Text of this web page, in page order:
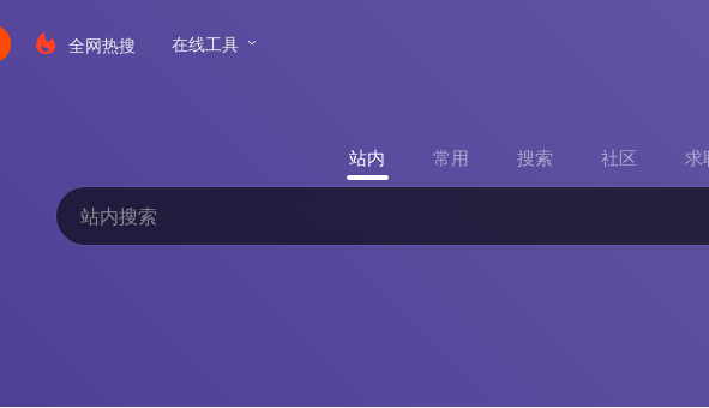
全网热搜 在线工具
站内 常用 搜索 社区 求